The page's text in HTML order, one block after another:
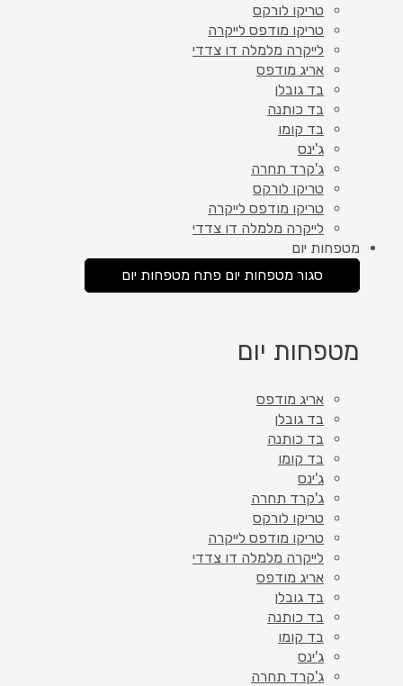
טריקו לורקס
טריקו מודפס לייקרה
לייקרה מלמלה דו צדדי
אריג מודפס
בד גובלן
בד כותנה
בד קומו
ג'ינס
ג'קרד תחרה
טריקו לורקס
טריקו מודפס לייקרה
לייקרה מלמלה דו צדדי
מטפחות יום
סגור מטפחות יום פתח מטפחות יום
מטפחות יום
אריג מודפס
בד גובלן
בד כותנה
בד קומו
ג'ינס
ג'קרד תחרה
טריקו לורקס
טריקו מודפס לייקרה
לייקרה מלמלה דו צדדי
אריג מודפס
בד גובלן
בד כותנה
בד קומו
ג'ינס
ג'קרד תחרה